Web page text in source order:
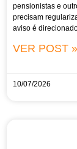
pensionistas e
precisam
aviso é
VER POST »
10/07/2026